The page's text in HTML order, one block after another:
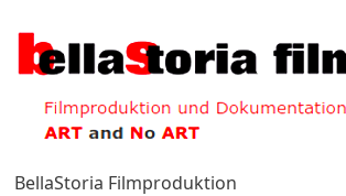
BellaStoria Filmproduktion